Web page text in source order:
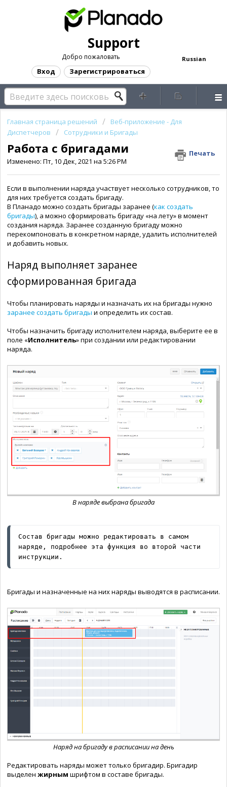
Support
Russian
Добро пожаловать
Вход Зарегистрироваться
Главная страница решений
Веб-приложение - Для
Диспетчеров
Сотрудники и Бригады
Работа с бригадами
Печать
Изменено: Пт, 10 Дек, 2021 на 5:26 PM
Если в выполнении наряда участвует несколько сотрудников, то
для них требуется создать бригаду.
В Планадо можно создать бригады заранее (как создать
бригады), а можно сформировать бригаду «на лету» в момент
создания наряда. Заранее созданную бригаду можно
перекомпоновать в конкретном наряде, удалить исполнителей
и добавить новых.
Наряд выполняет заранее
сформированная бригада
Чтобы планировать наряды и назначать их на бригады нужно
заранее создать бригады и определить их состав.
Чтобы назначить бригаду исполнителем наряда, выберите ее в
поле «Исполнитель» при создании или редактировании
наряда.
В наряде выбрана бригада
Состав бригады можно редактировать в самом
наряде, подробнее эта функция во второй части
инструкции.
Бригады и назначенные на них наряды выводятся в расписании.
Наряд на бригаду в расписании на день
Редактировать наряды может только бригадир. Бригадир
выделен жирным шрифтом в составе бригады.